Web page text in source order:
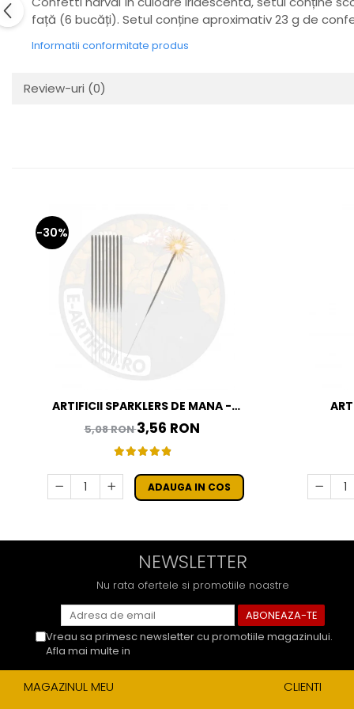
față (6 bucăți). Setul conține aproximativ 23 g de
Informatii conformitate produs
Review-uri (0)
-30%
ARTIFICII SPARKLERS DE MANA -
STELUTE DE BRAD 16 CM - SET 10 BUC
5,08 RON3,56 RON
ADAUGA IN COS
NEWSLETTER
Nu rata ofertele si promotiile noastre
Vreau sa primesc newsletter cu promotiile magazinului.
Afla mai multe in
MAGAZINUL MEU CLIENTI